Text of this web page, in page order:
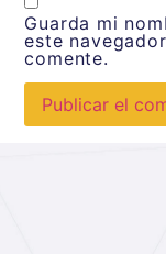
Guarda mi
este
comente.